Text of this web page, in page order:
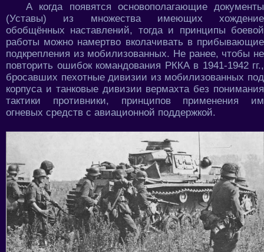
А когда появятся основополагающие документы
(Уставы) из множества имеющих хождение
обобщённых наставлений, тогда и принципы боевой
работы можно намертво вколачивать в прибывающие
подкрепления из мобилизованных. Не ранее, чтобы не
повторить ошибок командования РККА в 1941-1942 гг.,
бросавших пехотные дивизии из мобилизованных под
корпуса и танковые дивизии вермахта без понимания
тактики противники, принципов применения им
огневых средств с авиационной поддержкой.